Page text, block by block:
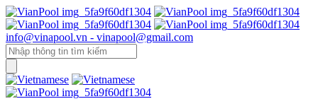
info@vinapool.vn - vinapool@gmail.com